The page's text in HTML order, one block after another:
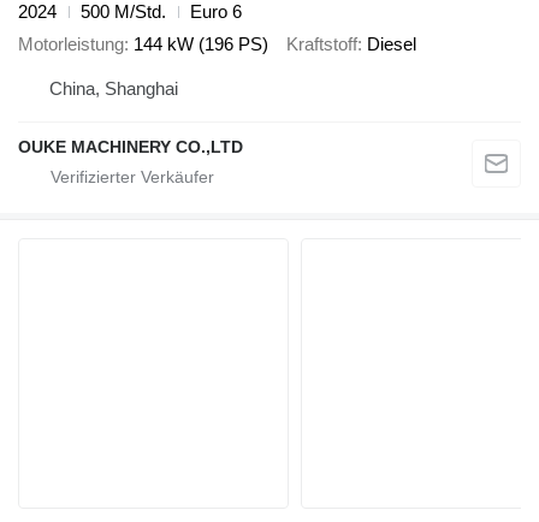
2024
500 M/Std.
Euro 6
Motorleistung 144 kW (196 PS) Kraftstoff Diesel
China, Shanghai
OUKE MACHINERY CO.,LTD